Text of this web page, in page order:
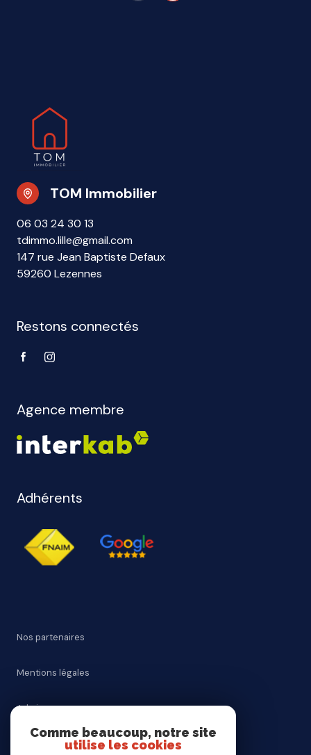
TOM Immobilier
06 03 24 30 13
tdimmo.lille@gmail.com
147 rue Jean Baptiste Defaux
59260 Lezennes
Restons connectés
Agence membre
Adhérents
Nos partenaires
Mentions légales
Admin
Nos honoraires
Comme beaucoup, notre site
utilise les cookies